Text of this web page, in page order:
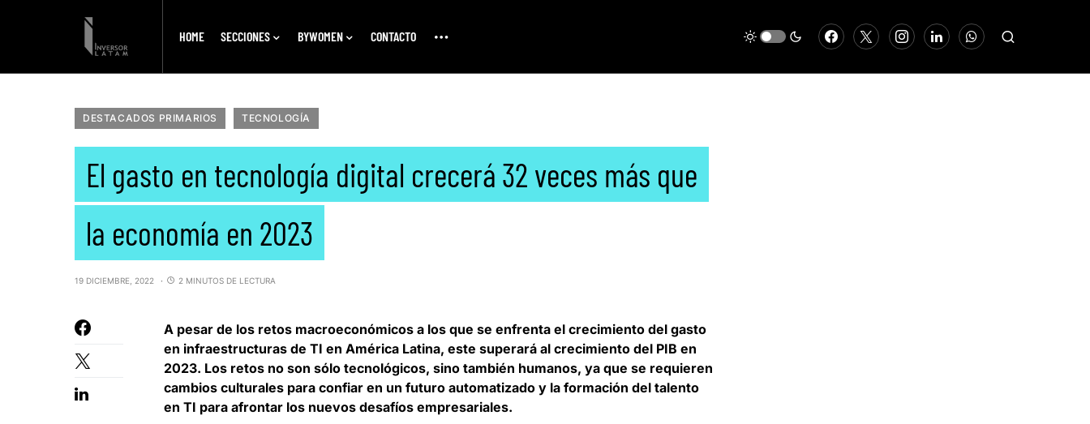
HOME SECCIONES BYWOMEN CONTACTO
DESTACADOS PRIMARIOS TECNOLOGÍA
El gasto en tecnología digital crecerá 32 veces más que
la economía en 2023
19 DICIEMBRE, 2022 2 MINUTOS DE LECTURA
A pesar de los retos macroeconómicos a los que se enfrenta el crecimiento del gasto
en infraestructuras de TI en América Latina, este superará al crecimiento del PIB en
2023. Los retos no son sólo tecnológicos, sino también humanos, ya que se requieren
cambios culturales para confiar en un futuro automatizado y la formación del talento
en TI para afrontar los nuevos desafíos empresariales.